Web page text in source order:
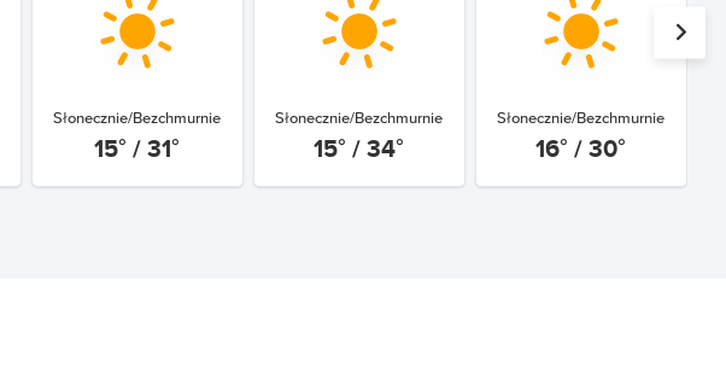
Słonecznie/Bezchmurnie
15° / 31°
Słonecznie/Bezchmurnie
15° / 34°
Słonecznie/Bezchmurnie
16° / 30°